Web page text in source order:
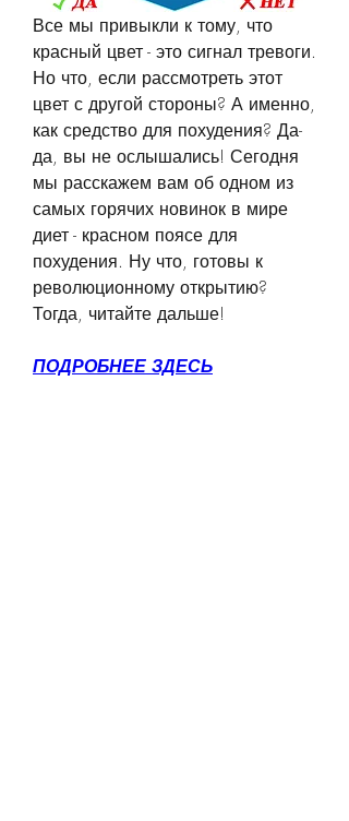
Все мы привыкли к тому, что
красный цвет - это сигнал тревоги.
Но что, если рассмотреть этот
цвет с другой стороны? А именно,
как средство для похудения? Да-
да, вы не ослышались! Сегодня
мы расскажем вам об одном из
самых горячих новинок в мире
диет - красном поясе для
похудения. Ну что, готовы к
революционному открытию?
Тогда, читайте дальше!
ПОДРОБНЕЕ ЗДЕСЬ